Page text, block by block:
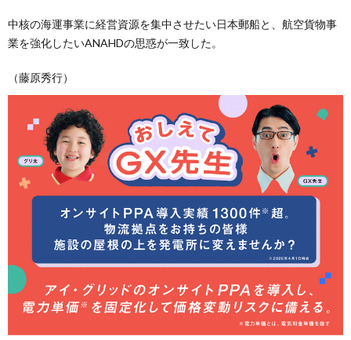
中核の海運事業に経営資源を集中させたい日本郵船と、航空貨物事
業を強化したいANAHDの思惑が一致した。
（藤原秀行）